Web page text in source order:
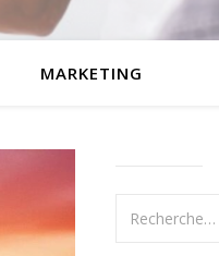
MARKETING